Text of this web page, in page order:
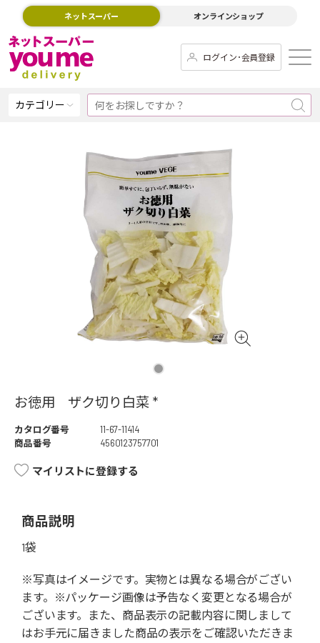
ネットスーパー オンラインショップ
ログイン･会員登録
カテゴリー
お徳用 ザク切り白菜 *
カタログ番号
11-67-11414
商品番号
4560123757701
マイリストに登録する
商品説明
1袋
※写真はイメージです。実物とは異なる場合がござい
ます。※パッケージ画像は予告なく変更となる場合が
ございます。また、商品表示の記載内容に関しまして
はお手元に届きました商品の表示をご確認いただきま